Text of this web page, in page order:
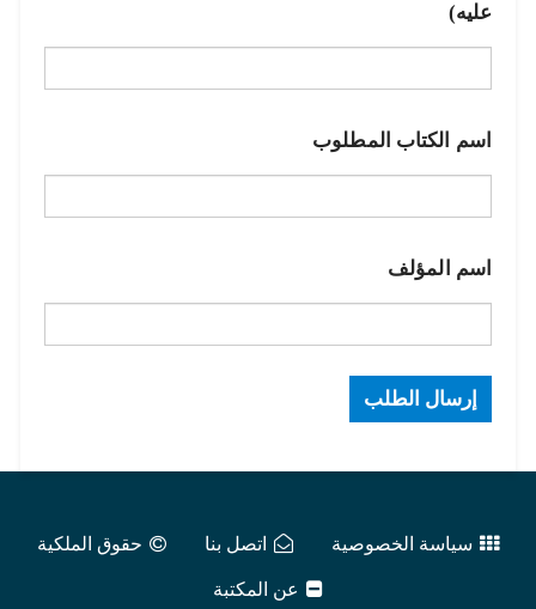
عليه)
اسم الكتاب المطلوب
اسم المؤلف
سياسة الخصوصية اتصل بنا حقوق الملكية
عن المكتبة